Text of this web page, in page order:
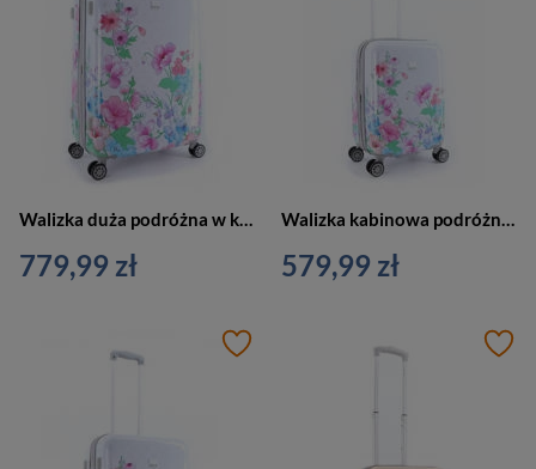
Walizka duża podróżna w kwiaty biała - ELLE Flower
779,99 zł
Walizka kabinowa podróżna mała w kwiatki biała - ELLE Flower
579,99 zł